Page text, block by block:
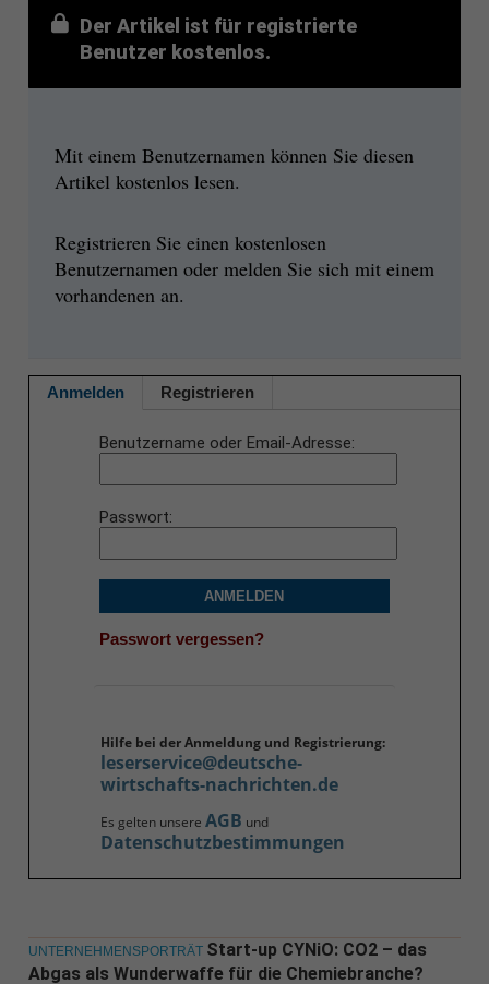
Der Artikel ist für registrierte
Benutzer kostenlos.
Mit einem Benutzernamen können Sie diesen
Artikel kostenlos lesen.
Registrieren Sie einen kostenlosen
Benutzernamen oder melden Sie sich mit einem
vorhandenen an.
Anmelden Registrieren
Benutzername oder Email-Adresse
Passwort
ANMELDEN
Passwort vergessen?
Hilfe bei der Anmeldung und Registrierung:
leserservice@deutsche-
wirtschafts-nachrichten.de
Es gelten unsere AGB und
Datenschutzbestimmungen
UNTERNEHMENSPORTRÄT Start-up CYNiO: CO2 – das
Abgas als Wunderwaffe für die Chemiebranche?